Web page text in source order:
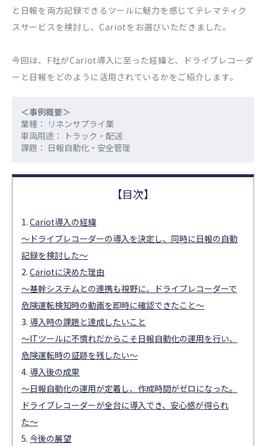
と日報を両方記録できるツールに魅力を感じてテレマティク
スサービスを検討し、Cariotをお選びいただきました。
今回は、F社がCariot導入に至った経緯と、ドライブレコーダ
ーと日報をどのように活用されているかをご紹介します。
＜事例概要＞
業種： リネンサプライ業
車両用途： トラック・配送
課題： 日報自動化・安全管理
Cariot導入の経緯
〜ドライブレコーダーの導入を決定し、同時に日報の自動
記録を検討した〜
Cariotに決めた理由
〜基幹システムとの連携も視野に、ドライブレコーダーで
危険運転検知時の動画を即時に確認できたこと〜
導入時の課題と達成したいこと
〜ITツールに不慣れだからこそ日報自動化の運用を行い、
危険運転時の証跡を残したい〜
導入後の成果
〜日報自動化の運用が定着し、作成時間がゼロになった。
ドライブレコーダーが全台に導入でき、安心感が得られ
た〜
今後の展望